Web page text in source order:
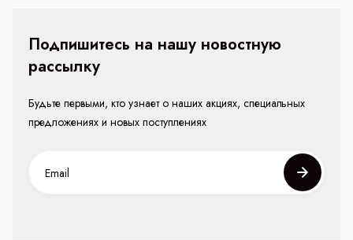
Подпишитесь на нашу новостную
рассылку
Будьте первыми, кто узнает о наших акциях, специальных
предложениях и новых поступлениях